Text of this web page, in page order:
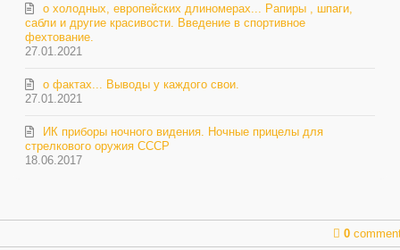
27.01.2021
о холодных, европейских длиномерах... Рапиры , шпаги,
сабли и другие красивости. Введение в спортивное
фехтование.
27.01.2021
о фактах... Выводы у каждого свои.
18.06.2017
ИК приборы ночного видения. Ночные прицелы для
стрелкового оружия СССР
0